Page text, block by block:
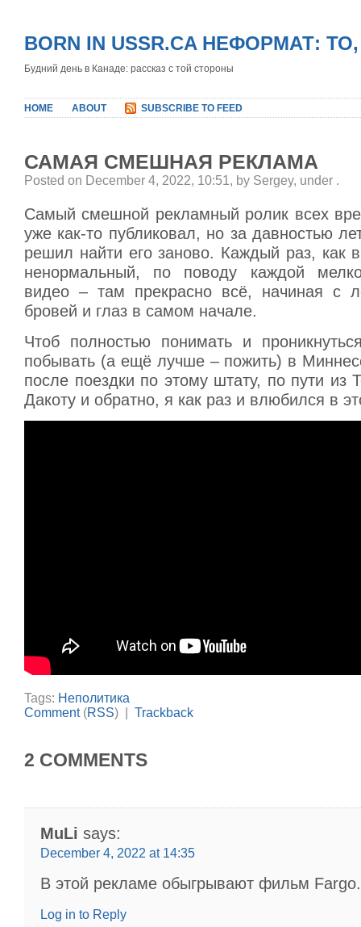
BORN IN USSR.CA НЕФОРМАТ:
Будний день в Канаде: рассказ с той стороны
HOME ABOUT SUBSCRIBE TO FEED
САМАЯ СМЕШНАЯ РЕКЛАМА
Posted on December 4, 2022, 10:51, by Sergey, under .
Самый смешной рекламный ролик всех
уже как-то публиковал, но за давностью
решил найти его заново. Каждый раз, как
ненормальный, по поводу каждой
видео – там прекрасно всё, начиная с
бровей и глаз в самом начале.
Чтоб полностью понимать и
побывать (а ещё лучше – пожить) в
после поездки по этому штату, по пути
Дакоту и обратно, я как раз и влюбился в
Tags: Неполитика
Comment(RSS) | Trackback
2 COMMENTS
MuLi says:
December 4, 2022 at 14:35
В этой рекламе обыгрывают фильм Fargo.
Log in to Reply